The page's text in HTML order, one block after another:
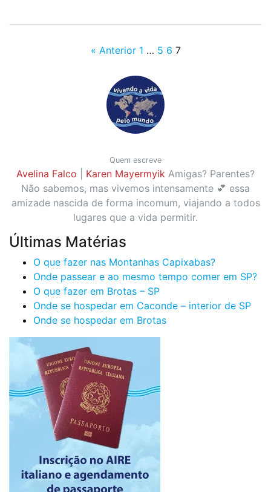
« Anterior 1 … 5 6 7
Quem escreve
Avelina Falco Karen Mayermyik Amigas? Parentes?
Não sabemos, mas vivemos intensamente 💕 essa
amizade nascida de forma incomum, viajando a todos
lugares que a vida permitir.
Últimas Matérias
O que fazer nas Montanhas Capixabas?
Onde passear e ao mesmo tempo comer em SP?
O que fazer em Brotas – SP
Onde se hospedar em Caconde – interior de SP
Onde se hospedar em Brotas